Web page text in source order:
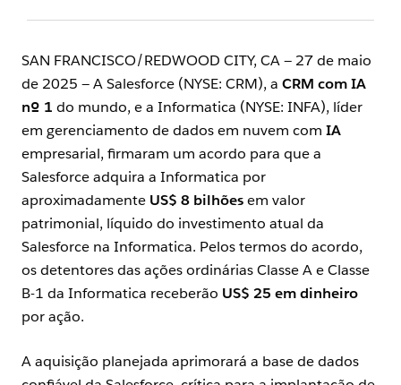
SAN FRANCISCO/REDWOOD CITY, CA — 27 de maio
de 2025 — A Salesforce (NYSE: CRM), a CRM com IA
nº 1 do mundo, e a Informatica (NYSE: INFA), líder
em gerenciamento de dados em nuvem com IA
empresarial, firmaram um acordo para que a
Salesforce adquira a Informatica por
aproximadamente US$ 8 bilhõesem valor
patrimonial, líquido do investimento atual da
Salesforce na Informatica. Pelos termos do acordo,
os detentores das ações ordinárias Classe A e Classe
B-1 da Informatica receberão US$ 25 em dinheiro
por ação.
A aquisição planejada aprimorará a base de dados